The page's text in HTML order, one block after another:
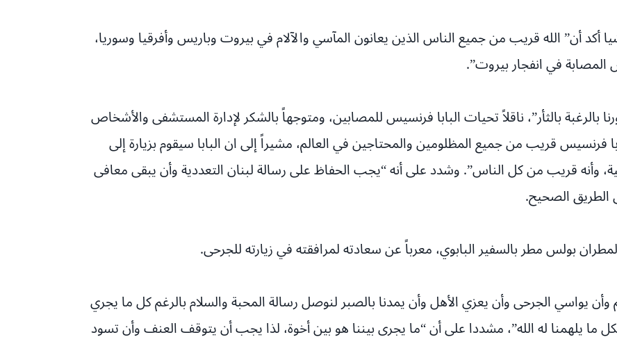
أكد أن” الله قريب من جميع الناس الذين يعانون المآسي والآلام في بيروت وباريس وأفرقيا وسوريا،
المصابة في انفجار بيروت”.
بالثأر”، ناقلاً تحيات البابا فرنسيس للمصابين، ومتوجهاً بالشكر لإدارة المستشفى والأشخاص
فرنسيس قريب من جميع المظلومين والمحتاجين في العالم، مشيراً إلى ان البابا سيقوم بزيارة إلى
وأنه قريب من كل الناس”. وشدد على أنه “يجب الحفاظ على رسالة لبنان التعددية وأن يبقى معافى
الطريق الصحيح.
بولس مطر بالسفير البابوي، معرباً عن سعادته لمرافقته في زيارته للجرحى.
يواسي الجرحى وأن يعزي الأهل وأن يمدنا بالصبر لنوصل رسالة المحبة والسلام بالرغم كل ما يجري
يلهمنا له الله”، مشددا على أن “ما يجري بيننا هو بين أخوة، لذا يجب أن يتوقف العنف وأن تسود